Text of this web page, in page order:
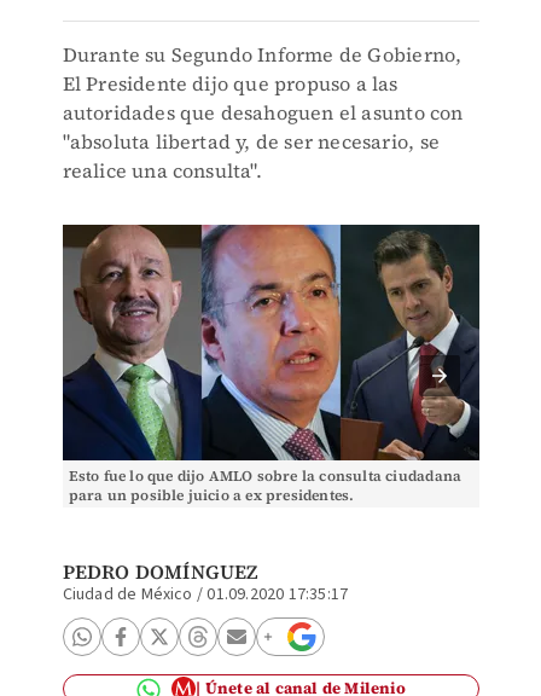
Durante su Segundo Informe de Gobierno,
El Presidente dijo que propuso a las
autoridades que desahoguen el asunto con
"absoluta libertad y, de ser necesario, se
realice una consulta".
Esto fue lo que dijo AMLO sobre la consulta ciudadana
para un posible juicio a ex presidentes.
PEDRO DOMÍNGUEZ
Ciudad de México /01.09.2020 17:35:17
Únete al canal de Milenio